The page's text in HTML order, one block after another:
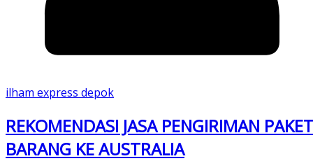
ilham express depok
REKOMENDASI JASA PENGIRIMAN PAKET
BARANG KE AUSTRALIA